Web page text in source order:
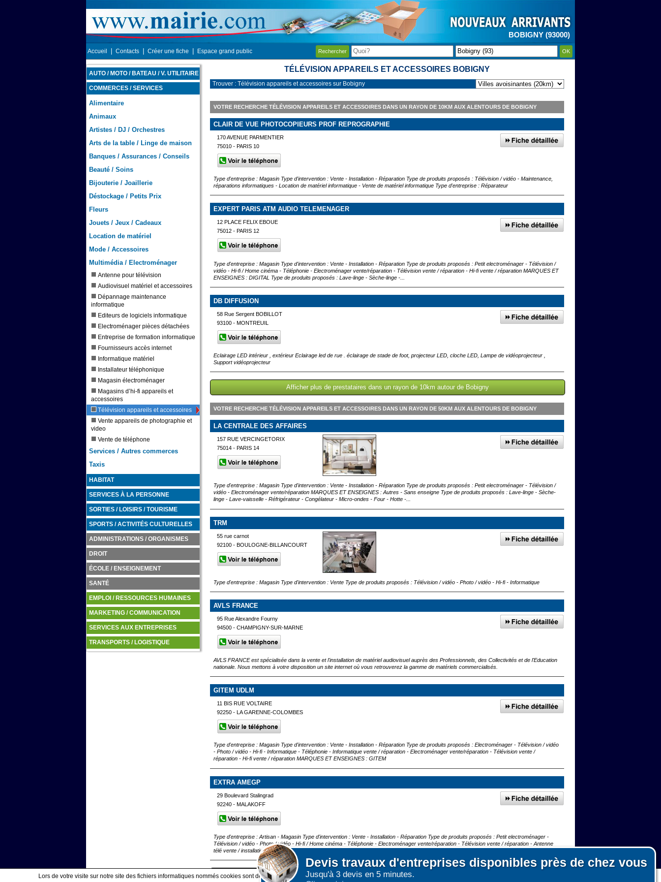
BOBIGNY (93000)
Accueil Contacts Créer une fiche Espace grand public Rechercher OK
AUTO / MOTO / BATEAU / V. UTILITAIRE
COMMERCES / SERVICES
Alimentaire
Animaux
Artistes / DJ / Orchestres
Arts de la table / Linge de maison
Banques / Assurances / Conseils
Beauté / Soins
Bijouterie / Joaillerie
Déstockage / Petits Prix
Fleurs
Jouets / Jeux / Cadeaux
Location de matériel
Mode / Accessoires
Multimédia / Electroménager
Antenne pour télévision
Audiovisuel matériel et accessoires
Dépannage maintenance
informatique
Editeurs de logiciels informatique
Electroménager pièces détachées
Entreprise de formation informatique
Fournisseurs accès internet
Informatique matériel
Installateur téléphonique
Magasin électroménager
Magasins d’hi-fi appareils et
accessoires
Télévision appareils et accessoires
Vente appareils de photographie et
video
Vente de téléphone
Services / Autres commerces
Taxis
HABITAT
SERVICES À LA PERSONNE
SORTIES / LOISIRS / TOURISME
SPORTS / ACTIVITÉS CULTURELLES
ADMINISTRATIONS / ORGANISMES
DROIT
ÉCOLE / ENSEIGNEMENT
SANTÉ
EMPLOI / RESSOURCES HUMAINES
MARKETING / COMMUNICATION
SERVICES AUX ENTREPRISES
TRANSPORTS / LOGISTIQUE
TÉLÉVISION APPAREILS ET ACCESSOIRES BOBIGNY
Devis travaux d'entreprises disponibles près de chez vous
Jusqu'à 3 devis en 5 minutes.
Trouver : Télévision appareils et accessoires sur Bobigny
VOTRE RECHERCHE TÉLÉVISION APPAREILS ET ACCESSOIRES DANS UN RAYON DE 10KM AUX ALENTOURS DE BOBIGNY
CLAIR DE VUE PHOTOCOPIEURS PROF REPROGRAPHIE
170 AVENUE PARMENTIER
75010 - PARIS 10
Type d'entreprise : Magasin Type d'intervention : Vente - Installation - Réparation Type de produits proposés : Télévision / vidéo - Maintenance,
réparations informatiques - Location de matériel informatique - Vente de matériel informatique Type d'entreprise : Réparateur
EXPERT PARIS ATM AUDIO TELEMENAGER
12 PLACE FELIX EBOUE
75012 - PARIS 12
Type d'entreprise : Magasin Type d'intervention : Vente - Installation - Réparation Type de produits proposés : Petit electroménager - Télévision /
vidéo - Hi-fi / Home cinéma - Téléphonie - Electroménager vente/réparation - Télévision vente / réparation - Hi-fi vente / réparation MARQUES ET
ENSEIGNES : DIGITAL Type de produits proposés : Lave-linge - Sèche-linge -...
DB DIFFUSION
58 Rue Sergent BOBILLOT
93100 - MONTREUIL
Eclairage LED intérieur , extérieur Eclairage led de rue . éclairage de stade de foot, projecteur LED, cloche LED, Lampe de vidéoprojecteur ,
Support vidéoprojecteur
Afficher plus de prestataires dans un rayon de 10km autour de Bobigny
VOTRE RECHERCHE TÉLÉVISION APPAREILS ET ACCESSOIRES DANS UN RAYON DE 50KM AUX ALENTOURS DE BOBIGNY
LA CENTRALE DES AFFAIRES
157 RUE VERCINGETORIX
75014 - PARIS 14
Type d'entreprise : Magasin Type d'intervention : Vente - Installation - Réparation Type de produits proposés : Petit electroménager - Télévision /
vidéo - Electroménager vente/réparation MARQUES ET ENSEIGNES : Autres - Sans enseigne Type de produits proposés : Lave-linge - Sèche-
linge - Lave-vaisselle - Réfrigérateur - Congélateur - Micro-ondes - Four - Hotte -...
TRM
55 rue carnot
92100 - BOULOGNE-BILLANCOURT
Type d'entreprise : Magasin Type d'intervention : Vente Type de produits proposés : Télévision / vidéo - Photo / vidéo - Hi-fi - Informatique
AVLS FRANCE
95 Rue Alexandre Fourny
94500 - CHAMPIGNY-SUR-MARNE
AVLS FRANCE est spécialisée dans la vente et l'installation de matériel audiovisuel auprès des Professionnels, des Collectivités et de l'Education
nationale. Nous mettons à votre disposition un site internet où vous retrouverez la gamme de matériels commercialisés.
GITEM UDLM
11 BIS RUE VOLTAIRE
92250 - LA GARENNE-COLOMBES
Type d'entreprise : Magasin Type d'intervention : Vente - Installation - Réparation Type de produits proposés : Electroménager - Télévision / vidéo
- Photo / vidéo - Hi-fi - Informatique - Téléphonie - Informatique vente / réparation - Electroménager vente/réparation - Télévision vente /
réparation - Hi-fi vente / réparation MARQUES ET ENSEIGNES : GITEM
EXTRA AMEGP
29 Boulevard Stalingrad
92240 - MALAKOFF
Type d'entreprise : Artisan - Magasin Type d'intervention : Vente - Installation - Réparation Type de produits proposés : Petit electroménager -
Télévision / vidéo - Photo / vidéo - Hi-fi / Home cinéma - Téléphonie - Electroménager vente/réparation - Télévision vente / réparation - Antenne
télé vente / installation - Hi-fi vente / réparation MARQUES ET ENSEIGNES :...
Afficher plus de prestataires dans un rayon de 50km autour de Bobigny
Lors de votre visite sur notre site des fichiers informatiques nommés cookies sont déposés sur votre terminal. Ces cookies sont utilisés pour la navigation, le fonctionnement du site et les mesures d'audience pour l'éditeur.